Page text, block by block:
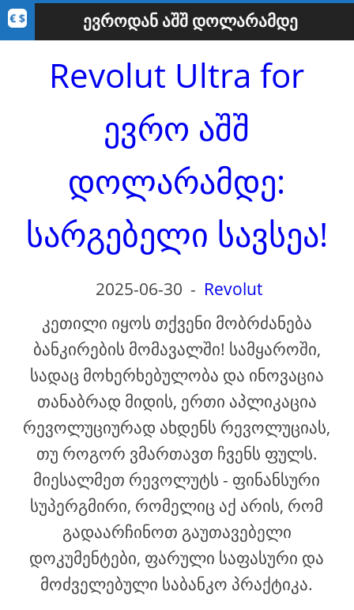
ᲔᲕᲠᲝᲓᲐᲜ ᲐᲨᲨ ᲓᲝᲚᲐᲠᲐᲛᲓᲔ
Revolut Ultra for
ევრო აშშ
დოლარამდე:
სარგებელი სავსეა!
2025-06-30 - Revolut
კეთილი იყოს თქვენი მობრძანება
ბანკირების მომავალში! სამყაროში,
სადაც მოხერხებულობა და ინოვაცია
თანაბრად მიდის, ერთი აპლიკაცია
რევოლუციურად ახდენს რევოლუციას,
თუ როგორ ვმართავთ ჩვენს ფულს.
მიესალმეთ რევოლუტს - ფინანსური
სუპერგმირი, რომელიც აქ არის, რომ
გადაარჩინოთ გაუთავებელი
დოკუმენტები, ფარული საფასური და
მოძველებული საბანკო პრაქტიკა.